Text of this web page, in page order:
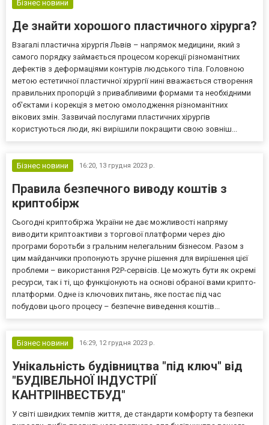
Бізнес новини
Де знайти хорошого пластичного хірурга?
Взагалі пластична хірургія Львів – напрямок медицини, який з
самого порядку займається процесом корекції різноманітних
дефектів з деформаціями контурів людського тіла. Головною
метою естетичної пластичної хірургії нині вважається створення
правильних пропорцій з привабливими формами та необхідними
об'єктами і корекція з метою омолодження різноманітних
вікових змін. Зазвичай послугами пластичних хірургів
користуються люди, які вирішили покращити свою зовніш...
Бізнес новини 16:20, 13 грудня 2023 р.
Правила безпечного виводу коштів з
криптобірж
Сьогодні криптобіржа України не дає можливості напряму
виводити криптоактиви з торгової платформи через дію
програми боротьби з гральним нелегальним бізнесом. Разом з
цим майданчики пропонують зручне рішення для вирішення цієї
проблеми – використання Р2Р-сервісів. Це можуть бути як окремі
ресурси, так і ті, що функціонують на основі обраної вами крипто-
платформи. Одне із ключових питань, яке постає під час
побудови цього процесу – безпечне виведення коштів...
Бізнес новини 16:29, 12 грудня 2023 р.
Унікальність будівництва "під ключ" від
"БУДІВЕЛЬНОЇ ІНДУСТРІЇ
КАНТРІІНВЕСТБУД"
У світі швидких темпів життя, де стандарти комфорту та безпеки